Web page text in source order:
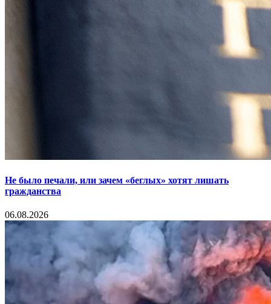
Не было печали, или зачем «беглых» хотят лишать
гражданства
06.08.2026